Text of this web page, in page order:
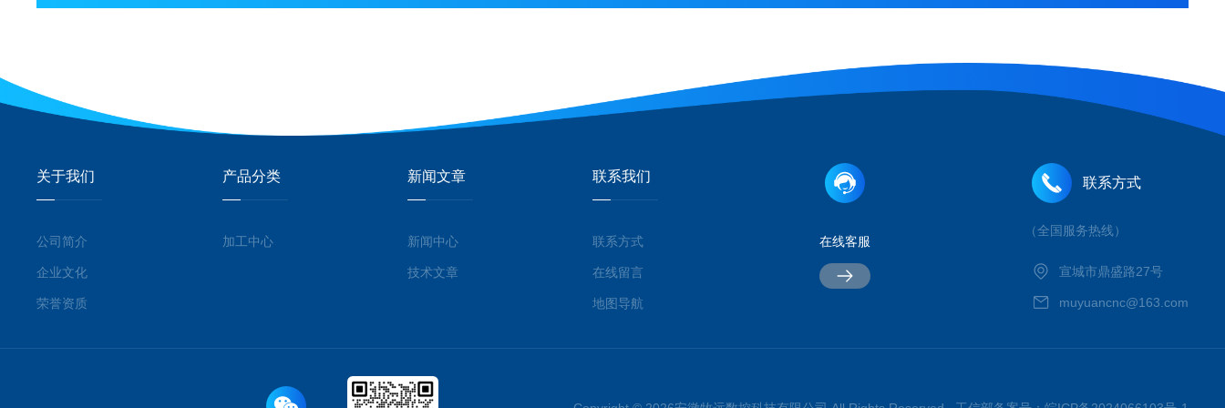
关于我们
公司简介
企业文化
荣誉资质
产品分类
加工中心
新闻文章
新闻中心
技术文章
联系我们
联系方式
在线留言
地图导航
在线客服
联系方式
（全国服务热线）
宣城市鼎盛路27号
muyuancnc@163.com